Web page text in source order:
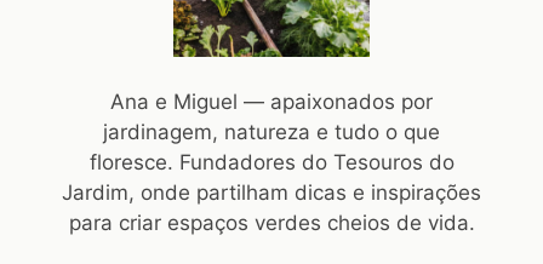
Ana e Miguel — apaixonados por
jardinagem, natureza e tudo o que
floresce. Fundadores do Tesouros do
Jardim, onde partilham dicas e inspirações
para criar espaços verdes cheios de vida.